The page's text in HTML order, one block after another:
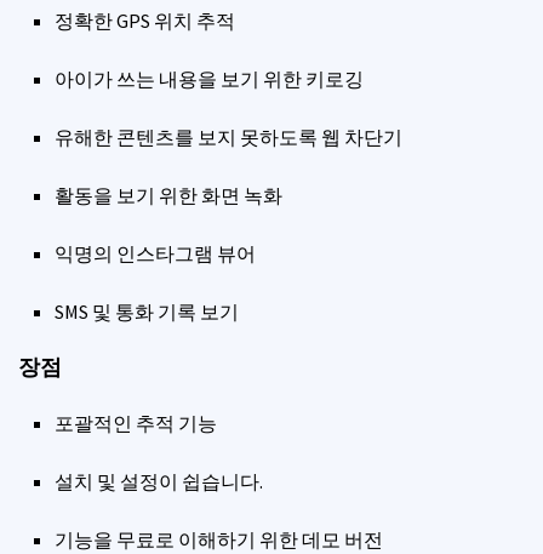
정확한 GPS 위치 추적
아이가 쓰는 내용을 보기 위한 키로깅
유해한 콘텐츠를 보지 못하도록 웹 차단기
활동을 보기 위한 화면 녹화
익명의 인스타그램 뷰어
SMS 및 통화 기록 보기
장점
포괄적인 추적 기능
설치 및 설정이 쉽습니다.
기능을 무료로 이해하기 위한 데모 버전